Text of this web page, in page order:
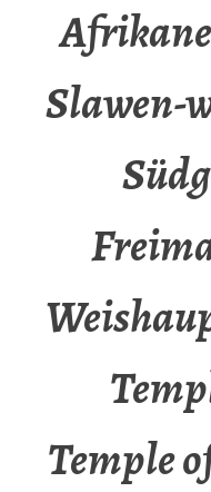
Slawen-
Temple